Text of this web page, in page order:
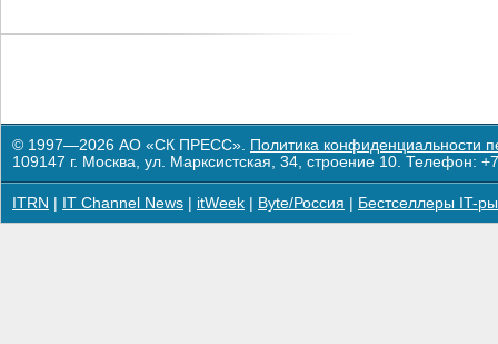
© 1997—2026 АО «СК ПРЕСС». Политика конфиденциальности
109147 г. Москва, ул. Марксистская, 34, строение 10. Телефон:
ITRN IT Channel News itWeek Byte/Россия Бестселлеры IT-